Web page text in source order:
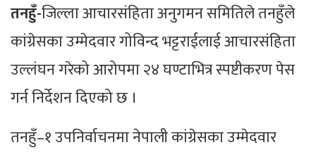
तनहुँ-जिल्ला आचारसंहिता अनुगमन समितिले तनहुँले
कांग्रेसका उम्मेदवार गोविन्द भट्टराईलाई आचारसंहिता
उल्लंघन गरेको आरोपमा २४ घण्टाभित्र स्पष्टीकरण पेस
गर्न निर्देशन दिएको छ ।
तनहुँ–१ उपनिर्वाचनमा नेपाली कांग्रेसका उम्मेदवार